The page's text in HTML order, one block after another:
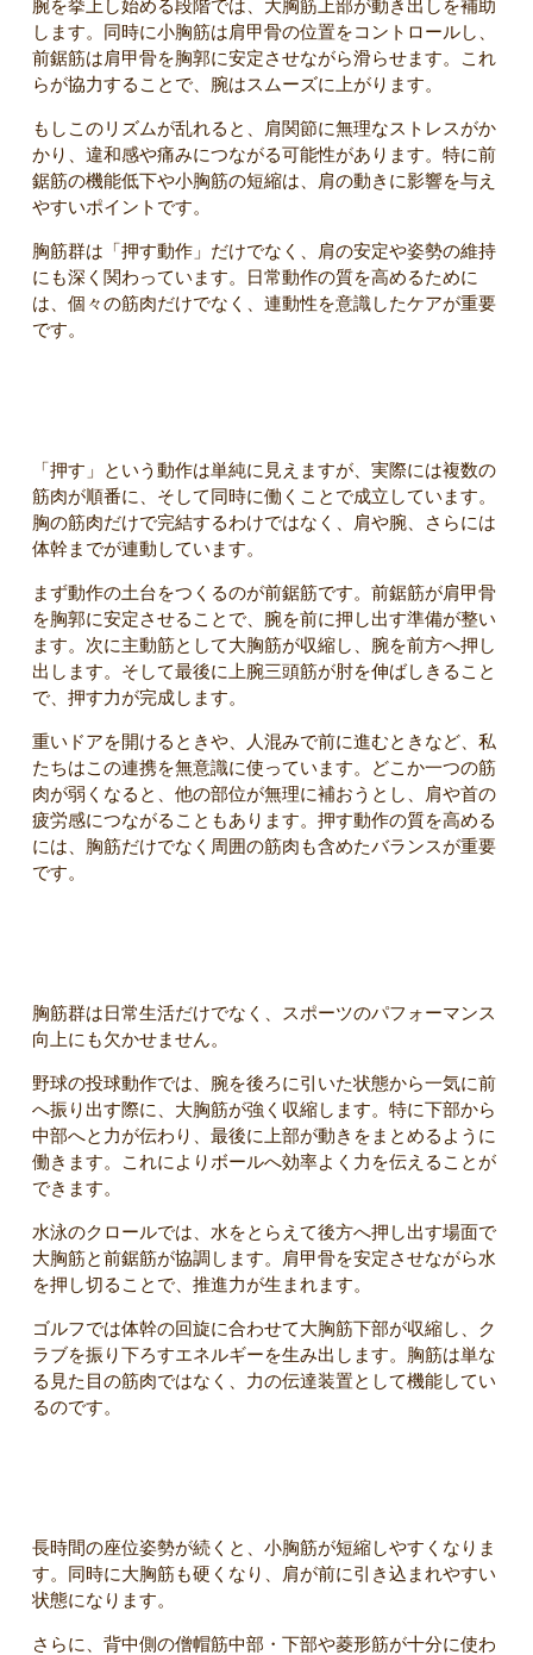
腕を挙上し始める段階では、大胸筋上部が動き出しを補助
します。同時に小胸筋は肩甲骨の位置をコントロールし、
前鋸筋は肩甲骨を胸郭に安定させながら滑らせます。これ
らが協力することで、腕はスムーズに上がります。
もしこのリズムが乱れると、肩関節に無理なストレスがか
かり、違和感や痛みにつながる可能性があります。特に前
鋸筋の機能低下や小胸筋の短縮は、肩の動きに影響を与え
やすいポイントです。
胸筋群は「押す動作」だけでなく、肩の安定や姿勢の維持
にも深く関わっています。日常動作の質を高めるために
は、個々の筋肉だけでなく、連動性を意識したケアが重要
です。
「押す」という動作は単純に見えますが、実際には複数の
筋肉が順番に、そして同時に働くことで成立しています。
胸の筋肉だけで完結するわけではなく、肩や腕、さらには
体幹までが連動しています。
まず動作の土台をつくるのが前鋸筋です。前鋸筋が肩甲骨
を胸郭に安定させることで、腕を前に押し出す準備が整い
ます。次に主動筋として大胸筋が収縮し、腕を前方へ押し
出します。そして最後に上腕三頭筋が肘を伸ばしきること
で、押す力が完成します。
重いドアを開けるときや、人混みで前に進むときなど、私
たちはこの連携を無意識に使っています。どこか一つの筋
肉が弱くなると、他の部位が無理に補おうとし、肩や首の
疲労感につながることもあります。押す動作の質を高める
には、胸筋だけでなく周囲の筋肉も含めたバランスが重要
です。
胸筋群は日常生活だけでなく、スポーツのパフォーマンス
向上にも欠かせません。
野球の投球動作では、腕を後ろに引いた状態から一気に前
へ振り出す際に、大胸筋が強く収縮します。特に下部から
中部へと力が伝わり、最後に上部が動きをまとめるように
働きます。これによりボールへ効率よく力を伝えることが
できます。
水泳のクロールでは、水をとらえて後方へ押し出す場面で
大胸筋と前鋸筋が協調します。肩甲骨を安定させながら水
を押し切ることで、推進力が生まれます。
ゴルフでは体幹の回旋に合わせて大胸筋下部が収縮し、ク
ラブを振り下ろすエネルギーを生み出します。胸筋は単な
る見た目の筋肉ではなく、力の伝達装置として機能してい
るのです。
長時間の座位姿勢が続くと、小胸筋が短縮しやすくなりま
す。同時に大胸筋も硬くなり、肩が前に引き込まれやすい
状態になります。
さらに、背中側の僧帽筋中部・下部や菱形筋が十分に使わ